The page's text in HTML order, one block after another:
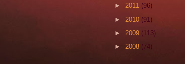
► 2011 (96)
► 2010 (91)
► 2009 (113)
► 2008 (74)